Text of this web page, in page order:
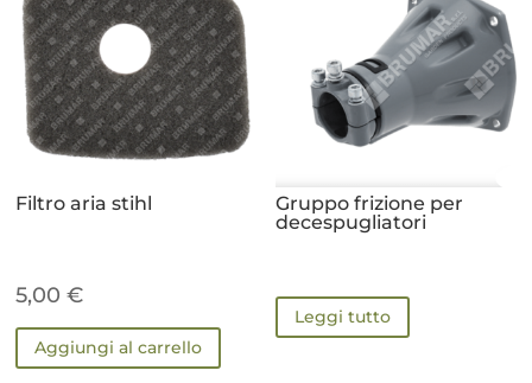
Filtro aria stihl
5,00€
Aggiungi al carrello
Gruppo frizione per
decespugliatori
Leggi tutto